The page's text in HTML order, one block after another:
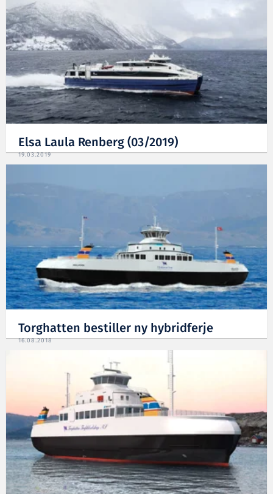
Elsa Laula Renberg (03/2019)
19.03.2019
Torghatten bestiller ny hybridferje
16.08.2018